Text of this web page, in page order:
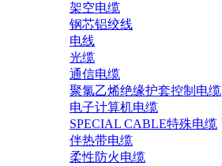
架空电缆
钢芯铝绞线
电线
光缆
通信电缆
聚氯乙烯绝缘护套控制电缆
电子计算机电缆
SPECIAL CABLE特殊电缆
伴热带电缆
柔性防火电缆